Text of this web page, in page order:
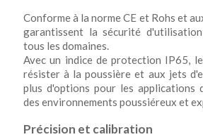
Conforme à la norme CE et Rohs et
garantissent la sécurité
tous les domaines.
Avec un indice de protection IP65,
résister à la poussière et aux jets
plus d'options pour les applications
des environnements poussiéreux et
Précision et calibration